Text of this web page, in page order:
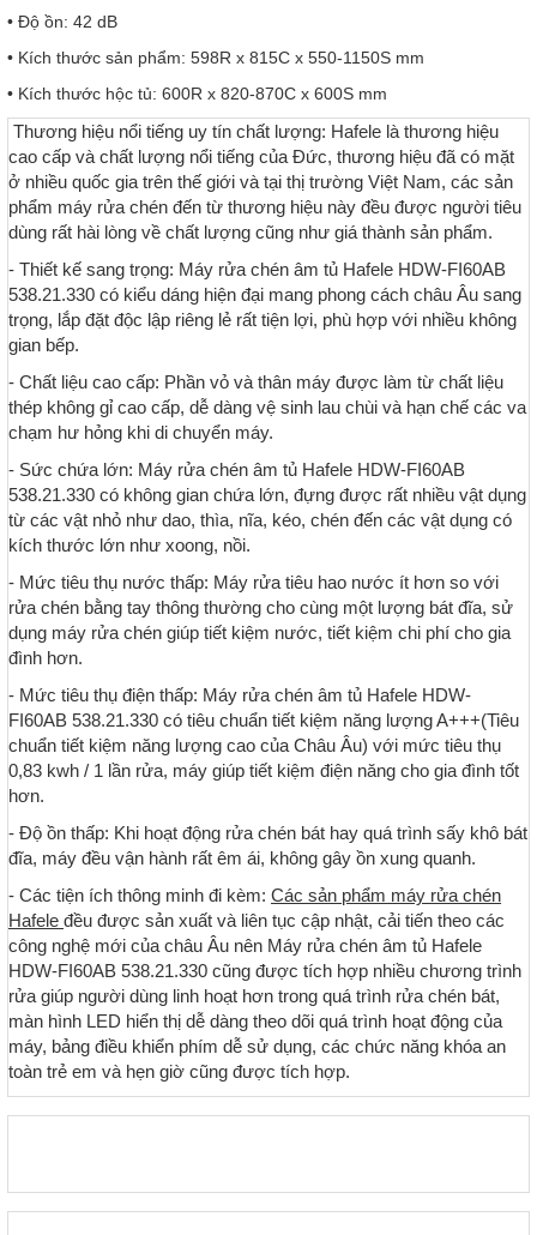
• Độ ồn: 42 dB
• Kích thước sản phẩm: 598R x 815C x 550-1150S mm
• Kích thước hộc tủ: 600R x 820-870C x 600S mm
Thương hiệu nổi tiếng uy tín chất lượng: Hafele là thương hiệu
cao cấp và chất lượng nổi tiếng của Đức, thương hiệu đã có mặt
ở nhiều quốc gia trên thế giới và tại thị trường Việt Nam, các sản
phẩm máy rửa chén đến từ thương hiệu này đều được người tiêu
dùng rất hài lòng về chất lượng cũng như giá thành sản phẩm.
- Thiết kế sang trọng: Máy rửa chén âm tủ Hafele HDW-FI60AB
538.21.330 có kiểu dáng hiện đại mang phong cách châu Âu sang
trọng, lắp đặt độc lập riêng lẻ rất tiện lợi, phù hợp với nhiều không
gian bếp.
- Chất liệu cao cấp: Phần vỏ và thân máy được làm từ chất liệu
thép không gỉ cao cấp, dễ dàng vệ sinh lau chùi và hạn chế các va
chạm hư hỏng khi di chuyển máy.
- Sức chứa lớn: Máy rửa chén âm tủ Hafele HDW-FI60AB
538.21.330 có không gian chứa lớn, đựng được rất nhiều vật dụng
từ các vật nhỏ như dao, thìa, nĩa, kéo, chén đến các vật dụng có
kích thước lớn như xoong, nồi.
- Mức tiêu thụ nước thấp: Máy rửa tiêu hao nước ít hơn so với
rửa chén bằng tay thông thường cho cùng một lượng bát đĩa, sử
dụng máy rửa chén giúp tiết kiệm nước, tiết kiệm chi phí cho gia
đình hơn.
- Mức tiêu thụ điện thấp: Máy rửa chén âm tủ Hafele HDW-
FI60AB 538.21.330 có tiêu chuẩn tiết kiệm năng lượng A+++(Tiêu
chuẩn tiết kiệm năng lượng cao của Châu Âu) với mức tiêu thụ
0,83 kwh / 1 lần rửa, máy giúp tiết kiệm điện năng cho gia đình tốt
hơn.
- Độ ồn thấp: Khi hoạt động rửa chén bát hay quá trình sấy khô bát
đĩa, máy đều vận hành rất êm ái, không gây ồn xung quanh.
- Các tiện ích thông minh đi kèm: Các sản phẩm máy rửa chén
Hafele đều được sản xuất và liên tục cập nhật, cải tiến theo các
công nghệ mới của châu Âu nên Máy rửa chén âm tủ Hafele
HDW-FI60AB 538.21.330 cũng được tích hợp nhiều chương trình
rửa giúp người dùng linh hoạt hơn trong quá trình rửa chén bát,
màn hình LED hiển thị dễ dàng theo dõi quá trình hoạt động của
máy, bảng điều khiển phím dễ sử dụng, các chức năng khóa an
toàn trẻ em và hẹn giờ cũng được tích hợp.